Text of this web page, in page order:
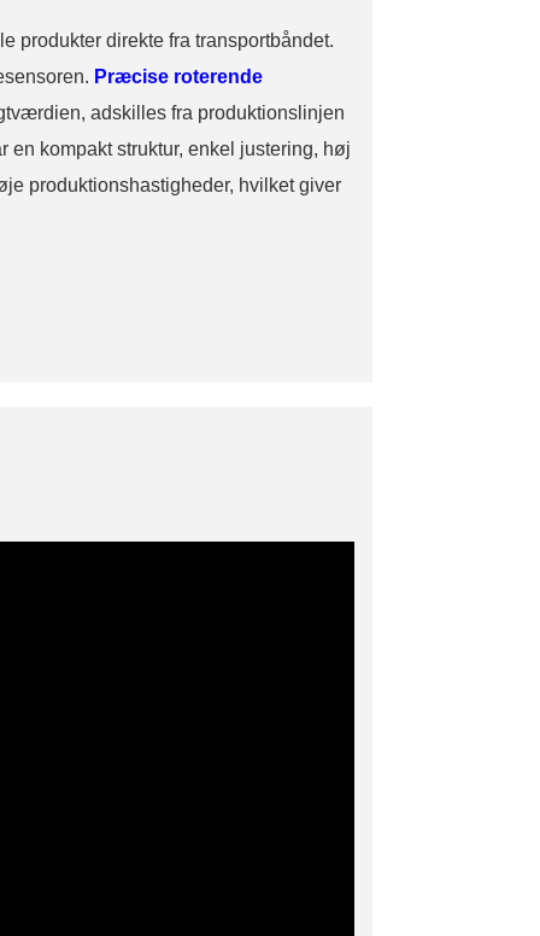
produkter direkte fra transportbåndet.
Præcise roterende
adskilles fra produktionslinjen
en kompakt struktur, enkel justering, høj
produktionshastigheder, hvilket giver